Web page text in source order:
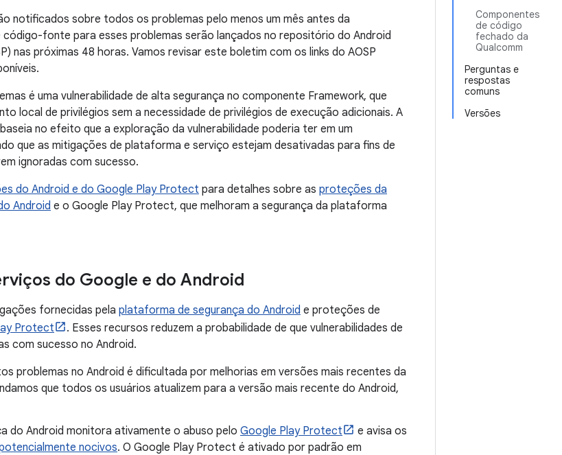
Componentes
de código
fechado da
Qualcomm
Perguntas e
respostas
comuns
Versões
notificados sobre todos os problemas pelo menos um mês antes da
fonte para esses problemas serão lançados no repositório do Android
nas próximas 48 horas. Vamos revisar este boletim com os links do AOSP
é uma vulnerabilidade de alta segurança no componente Framework, que
local de privilégios sem a necessidade de privilégios de execução adicionais. A
no efeito que a exploração da vulnerabilidade poderia ter em um
que as mitigações de plataforma e serviço estejam desativadas para fins de
ignoradas com sucesso.
do Android e do Google Play Protect para detalhes sobre as proteções da
Android e o Google Play Protect, que melhoram a segurança da plataforma
do Google e do Android
fornecidas pela plataforma de segurança do Android e proteções de
Protect
. Esses recursos reduzem a probabilidade de que vulnerabilidades de
com sucesso no Android.
problemas no Android é dificultada por melhorias em versões mais recentes da
que todos os usuários atualizem para a versão mais recente do Android,
do Android monitora ativamente o abuso pelo Google Play Protect
e avisa os
nocivos. O Google Play Protect é ativado por padrão em